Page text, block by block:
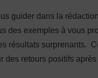
guider dans la
des exemples à vous
résultats surprenants.
des retours positifs